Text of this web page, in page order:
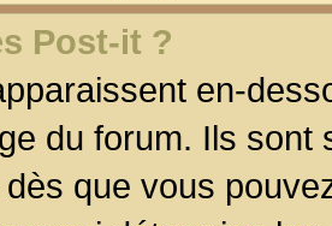
Post-it ?
en-
du forum. Ils
que vous